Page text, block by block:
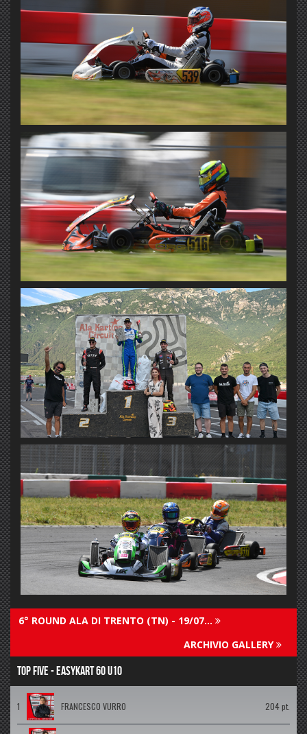
6° ROUND ALA DI TRENTO (TN) - 19/07...
ARCHIVIO GALLERY
TOP FIVE - EASYKART 60 U10
1 FRANCESCO VURRO 204 pt.